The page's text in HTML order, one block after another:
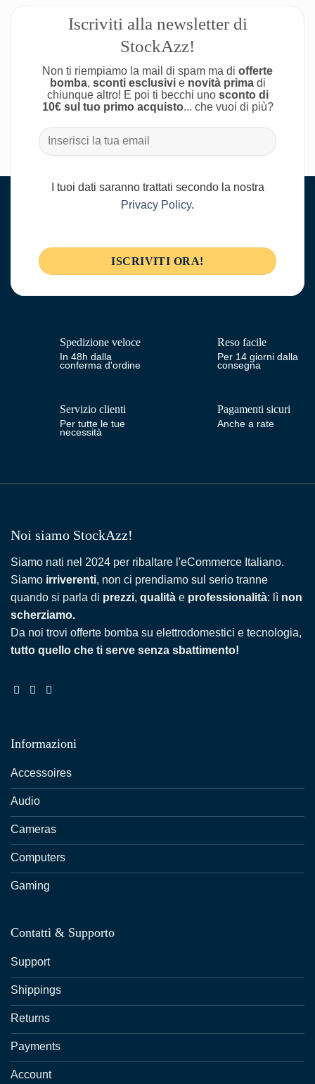
Iscriviti alla newsletter di
StockAzz!
Non ti riempiamo la mail di spam ma di offerte
bomba, sconti esclusivie novità primadi
chiunque altro! E poi ti becchi uno sconto di
10€ sul tuo primo acquisto... che vuoi di più?
I tuoi dati saranno trattati secondo la nostra
Privacy Policy.
Spedizione veloce
In 48h dalla
conferma d'ordine
Reso facile
Per 14 giorni dalla
consegna
Servizio clienti
Per tutte le tue
necessità
Pagamenti sicuri
Anche a rate
Noi siamo StockAzz!
Siamo nati nel 2024 per ribaltare l'eCommerce Italiano.
Siamo irriverenti, non ci prendiamo sul serio tranne
quando si parla di prezzi, qualità e professionalità: lì non
scherziamo.
Da noi trovi offerte bomba su elettrodomestici e tecnologia,
tutto quello che ti serve senza sbattimento!
Informazioni
Accessoires
Audio
Cameras
Computers
Gaming
Contatti & Supporto
Support
Shippings
Returns
Payments
Account